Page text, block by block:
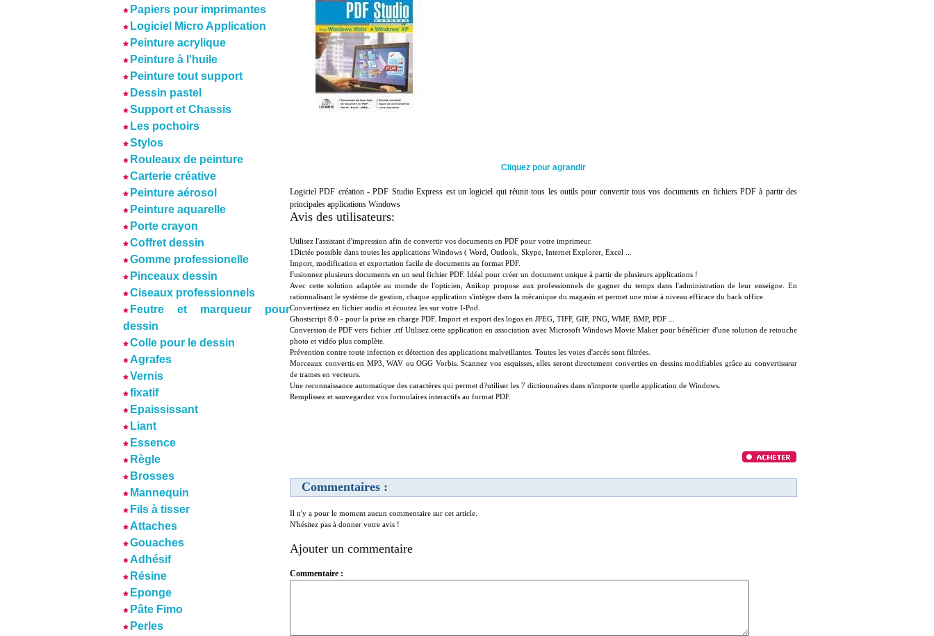
Papiers pour imprimantes
Logiciel Micro Application
Peinture acrylique
Peinture à l'huile
Peinture tout support
Dessin pastel
Support et Chassis
Les pochoirs
Stylos
Rouleaux de peinture
Carterie créative
Peinture aérosol
Peinture aquarelle
Porte crayon
Coffret dessin
Gomme professionelle
Pinceaux dessin
Ciseaux professionnels
Feutre et marqueur pour
dessin
Colle pour le dessin
Agrafes
Vernis
fixatif
Epaississant
Liant
Essence
Règle
Brosses
Mannequin
Fils à tisser
Attaches
Gouaches
Adhésif
Résine
Eponge
Pâte Fimo
Perles
Cliquez pour agrandir
Logiciel PDF création - PDF Studio Express est un logiciel qui réunit tous les outils pour convertir tous vos documents en fichiers PDF à partir des
principales applications Windows
Avis des utilisateurs:
Utilisez l'assistant d'impression afin de convertir vos documents en PDF pour votre imprimeur.
1Dictée possible dans toutes les applications Windows ( Word, Outlook, Skype, Internet Explorer, Excel ...
Import, modification et exportation facile de documents au format PDF.
Fusionnez plusieurs documents en un seul fichier PDF. Idéal pour créer un document unique à partir de plusieurs applications !
Avec cette solution adaptée au monde de l'opticien, Anikop propose aux professionnels de gagner du temps dans l'administration de leur enseigne. En
rationnalisant le système de gestion, chaque application s'intègre dans la mécanique du magasin et permet une mise à niveau efficace du back office.
Convertissez en fichier audio et écoutez les sur votre I-Pod.
Ghostscript 8.0 - pour la prise en charge PDF. Import et export des logos en JPEG, TIFF, GIF, PNG, WMF, BMP, PDF ...
Conversion de PDF vers fichier .rtf Utilisez cette application en association avec Microsoft Windows Movie Maker pour bénéficier d'une solution de retouche
photo et vidéo plus complète.
Prévention contre toute infection et détection des applications malveillantes. Toutes les voies d'accès sont filtrées.
Morceaux convertis en MP3, WAV ou OGG Vorbis. Scannez vos esquisses, elles seront directement converties en dessins modifiables grâce au convertisseur
de trames en vecteurs.
Une reconnaissance automatique des caractères qui permet d?utiliser les 7 dictionnaires dans n'importe quelle application de Windows.
Remplissez et sauvegardez vos formulaires interactifs au format PDF.
Commentaires :
Il n'y a pour le moment aucun commentaire sur cet article.
N'hésitez pas à donner votre avis !
Ajouter un commentaire
Commentaire :